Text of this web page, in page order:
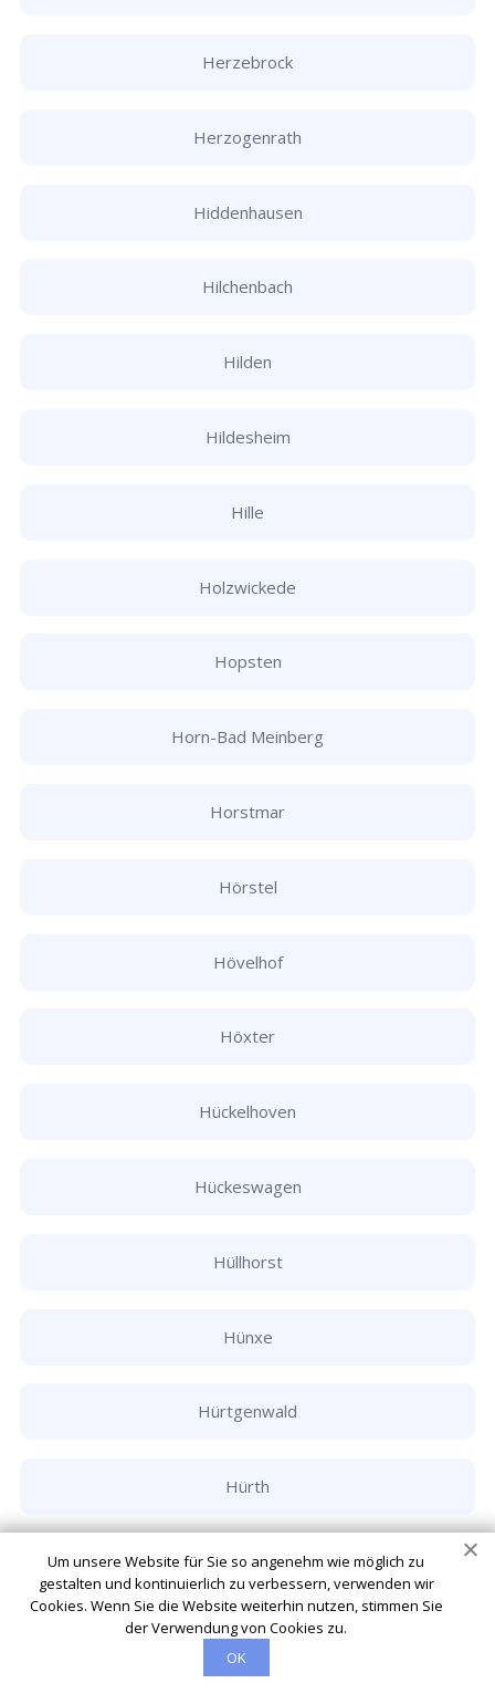
Herzebrock
Herzogenrath
Hiddenhausen
Hilchenbach
Hilden
Hildesheim
Hille
Holzwickede
Hopsten
Horn-Bad Meinberg
Horstmar
Hörstel
Hövelhof
Höxter
Hückelhoven
Hückeswagen
Hüllhorst
Hünxe
Hürtgenwald
Hürth
Ibbenbüren
Inden
Um unsere Website für Sie so angenehm wie möglich zu
gestalten und kontinuierlich zu verbessern, verwenden wir
Cookies. Wenn Sie die Website weiterhin nutzen, stimmen Sie
der Verwendung von Cookies zu.
OK